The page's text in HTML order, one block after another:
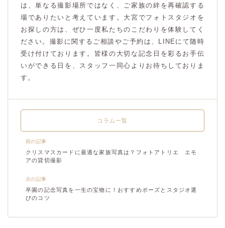
は、単なる撮影場所ではなく、ご家族の絆を再確認する
場でありたいと考えています。大宮でフォトスタジオを
お探しの方は、ぜひ一度私たちのこだわりを体験してく
ださい。撮影に関するご相談やご予約は、LINEにて随時
受け付けております。皆様の大切な記念日を彩るお手伝
いができる日を、スタッフ一同心よりお待ちしておりま
す。
前の記事
クリスマスカードに最適な家族写真は？フォトアトリエ エモ
アの貸切撮影
コラム一覧
次の記事
卒園の記念写真を一生の宝物に！おすすめポーズとスタジオ選
びのコツ